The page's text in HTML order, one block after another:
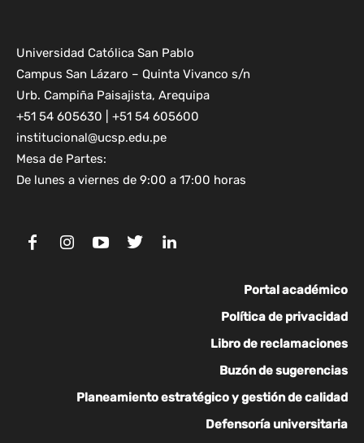
Universidad Católica San Pablo
Campus San Lázaro – Quinta Vivanco s/n
Urb. Campiña Paisajista, Arequipa
+51 54 605630 | +51 54 605600
institucional@ucsp.edu.pe
Mesa de Partes:
De lunes a viernes de 9:00 a 17:00 horas
Portal académico
Política de privacidad
Libro de reclamaciones
Buzón de sugerencias
Planeamiento estratégico y gestión de calidad
Defensoría universitaria